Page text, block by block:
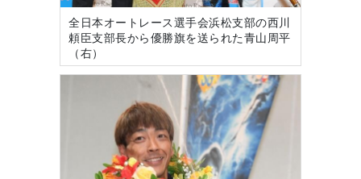
全日本オートレース選手会浜松支部の西川
頼臣支部長から優勝旗を送られた青山周平
（右）